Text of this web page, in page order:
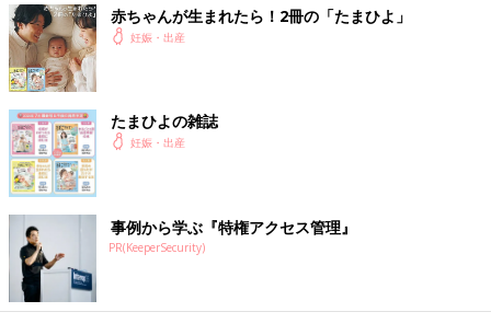
赤ちゃんが生まれたら！2冊の「たまひよ」
妊娠・出産
たまひよの雑誌
妊娠・出産
事例から学ぶ『特権アクセス管理』
PR(KeeperSecurity)